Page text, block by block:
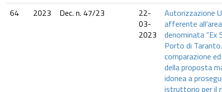
64
2023 Dec. n. 47/23
22-
03-
2023
Autorizzazione
afferente
denominata “Ex
Porto di
comparazione
della proposta
idonea a
istruttorio per il